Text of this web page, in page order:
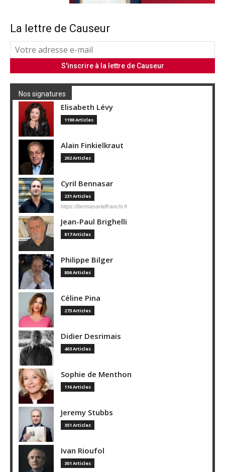
La lettre de Causeur
Nos signatures
Elisabeth Lévy
1190 Articles
Alain Finkielkraut
202 Articles
Cyril Bennasar
231 Articles
https://bennasarlaffranchi.fr
Jean-Paul Brighelli
817 Articles
Philippe Bilger
806 Articles
Céline Pina
273 Articles
Didier Desrimais
403 Articles
Sophie de Menthon
116 Articles
Jeremy Stubbs
351 Articles
Ivan Rioufol
301 Articles